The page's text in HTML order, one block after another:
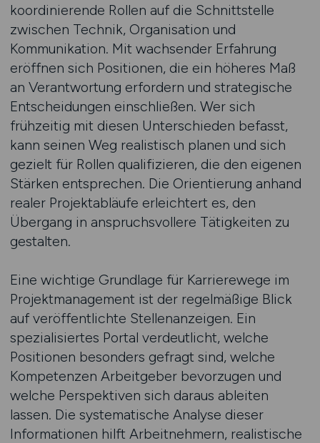
koordinierende Rollen auf die Schnittstelle
zwischen Technik, Organisation und
Kommunikation. Mit wachsender Erfahrung
eröffnen sich Positionen, die ein höheres Maß
an Verantwortung erfordern und strategische
Entscheidungen einschließen. Wer sich
frühzeitig mit diesen Unterschieden befasst,
kann seinen Weg realistisch planen und sich
gezielt für Rollen qualifizieren, die den eigenen
Stärken entsprechen. Die Orientierung anhand
realer Projektabläufe erleichtert es, den
Übergang in anspruchsvollere Tätigkeiten zu
gestalten.
Eine wichtige Grundlage für Karrierewege im
Projektmanagement ist der regelmäßige Blick
auf veröffentlichte Stellenanzeigen. Ein
spezialisiertes Portal verdeutlicht, welche
Positionen besonders gefragt sind, welche
Kompetenzen Arbeitgeber bevorzugen und
welche Perspektiven sich daraus ableiten
lassen. Die systematische Analyse dieser
Informationen hilft Arbeitnehmern, realistische